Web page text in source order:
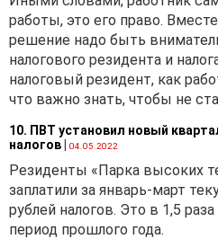
с
работы, это его право.
решение надо быть
налогового резидента и
налоговый резидент, как
что важно знать, чтобы не
10. ПВТ установил новый
налогов
04.05.2022
Резиденты «Парка высоких
заплатили за январь-март
рублей налогов. Это в 1,5
период прошлого года.